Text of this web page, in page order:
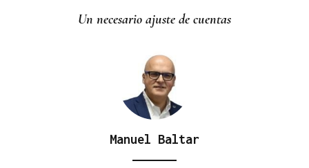
Un necesario ajuste de cuentas
Manuel Baltar